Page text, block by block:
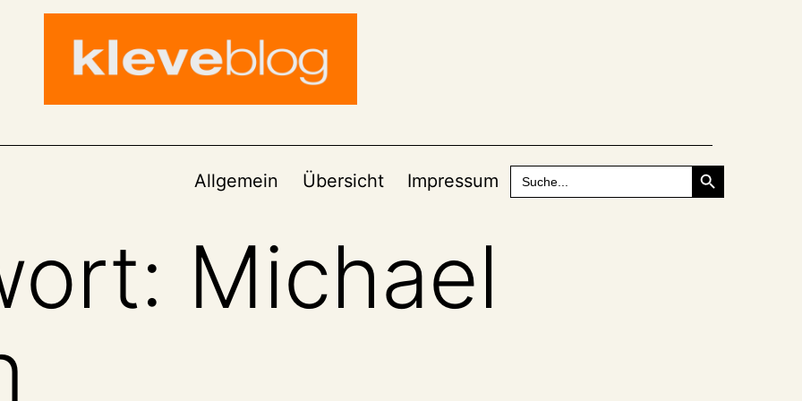
Allgemein Übersicht Impressum
Search
for:
Search Button
Michael